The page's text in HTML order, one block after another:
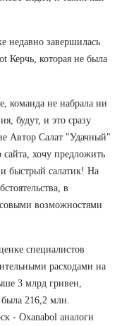
недавно завершилась
Керчь, которая не была
команда не набрала ни
будут, и это сразу
Автор Салат "Удачный"
хочу предложить
быстрый салатик! На
в
возможностями
специалистов
расходами на
3 млрд гривен,
216,2 млн.
- Oxanabol аналоги